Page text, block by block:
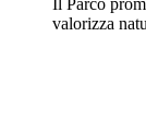
Il Parco
valorizza